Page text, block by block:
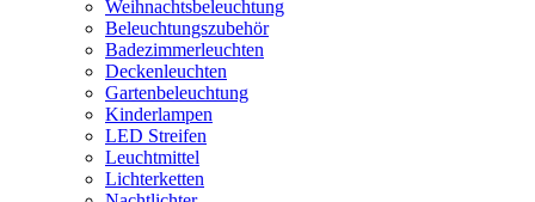
Weihnachtsbeleuchtung
Beleuchtungszubehör
Badezimmerleuchten
Deckenleuchten
Gartenbeleuchtung
Kinderlampen
LED Streifen
Leuchtmittel
Lichterketten